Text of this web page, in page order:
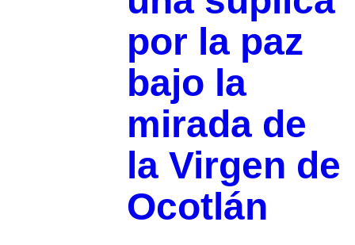
por la paz
bajo la
mirada de
la Virgen de
Ocotlán